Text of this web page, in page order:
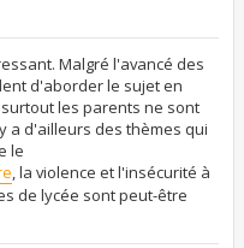
Malgré l'avancé des
d'aborder le sujet en
les parents ne sont
a d'ailleurs des thèmes qui
le
, la violence et l'insécurité à
de lycée sont peut-être